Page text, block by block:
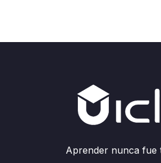
Aprender nunca fue